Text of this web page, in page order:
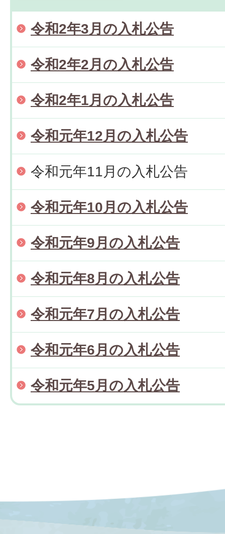
令和2年3月の入札公告
令和2年2月の入札公告
令和2年1月の入札公告
令和元年12月の入札公告
令和元年11月の入札公告
令和元年10月の入札公告
令和元年9月の入札公告
令和元年8月の入札公告
令和元年7月の入札公告
令和元年6月の入札公告
令和元年5月の入札公告